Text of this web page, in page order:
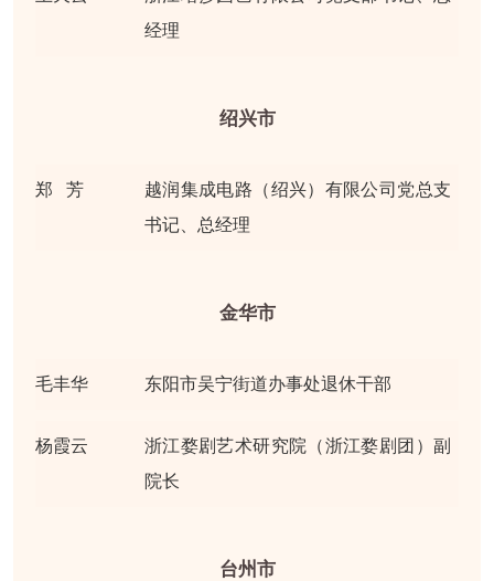
经理
绍兴市
郑 芳 越润集成电路（绍兴）有限公司党总支
书记、总经理
金华市
毛丰华 东阳市吴宁街道办事处退休干部
杨霞云
浙江婺剧艺术研究院（浙江婺剧团）副
院长
台州市